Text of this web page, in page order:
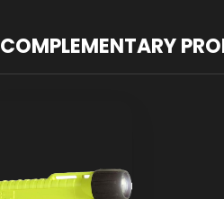
COMPLEMENTARY